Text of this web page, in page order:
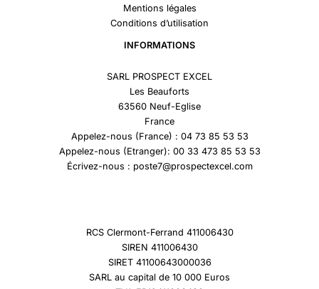
Mentions légales
Conditions d’utilisation
INFORMATIONS
SARL PROSPECT EXCEL
Les Beauforts
63560 Neuf-Eglise
France
Appelez-nous (France) : 04 73 85 53 53
Appelez-nous (Etranger): 00 33 473 85 53 53
Écrivez-nous : poste7@prospectexcel.com
RCS Clermont-Ferrand 411006430
SIREN 411006430
SIRET 41100643000036
SARL au capital de 10 000 Euros